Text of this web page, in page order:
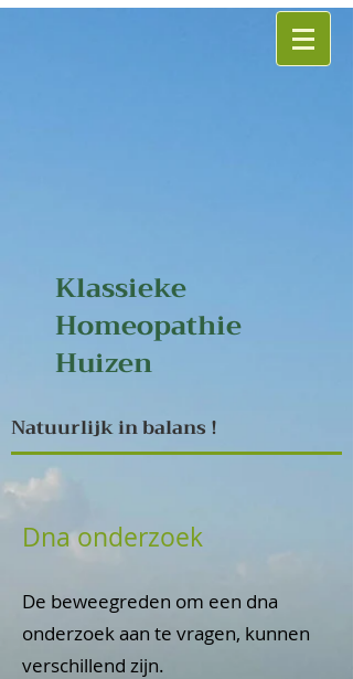
Klassieke
Homeopathie
Huizen
Natuurlijk in balans !
Dna onderzoek
De beweegreden om een dna
onderzoek aan te vragen, kunnen
verschillend zijn.